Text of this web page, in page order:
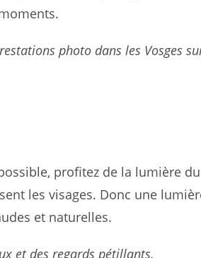
photo dans les Vosges
profitez de la lumière du
les visages. Donc une
et naturelles.
et des regards pétillants.